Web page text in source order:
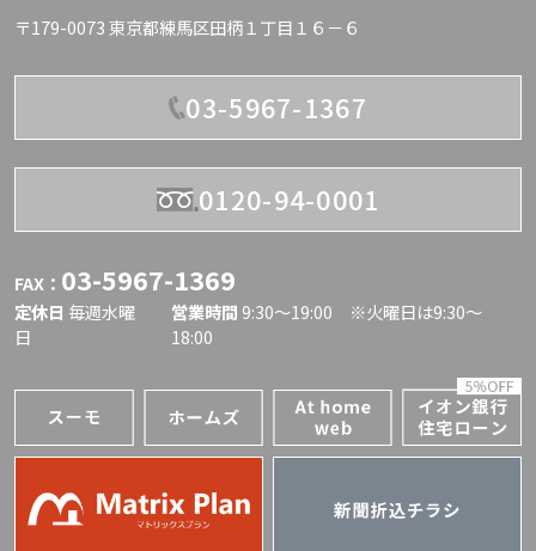
〒179-0073 東京都練馬区田柄１丁目１６－６
03-5967-1367
0120-94-0001
FAX： 03-5967-1369
定休日 毎週水曜
日
営業時間 9:30〜19:00 ※火曜日は9:30～
18:00